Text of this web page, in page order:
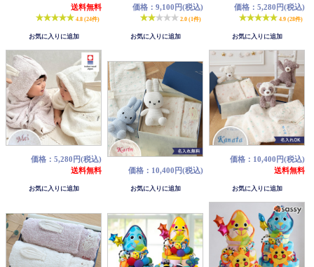
送料無料
4.8 (24件)
価格：9,100円(税込)
2.0 (1件)
価格：5,280円(税込)
4.9 (28件)
価格：5,280円(税込)
送料無料
価格：10,400円(税込)
価格：10,400円(税込)
送料無料